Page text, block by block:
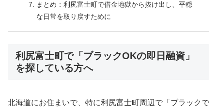
まとめ：利尻富士町で借金地獄から抜け出し、平穏
な日常を取り戻すために
利尻富士町で「ブラックOKの即日融資」
を探している方へ
北海道にお住まいで、特に利尻富士町周辺で「ブラックで